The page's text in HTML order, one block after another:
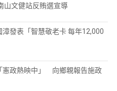
山文健站反賄選宣導
漳發表「智慧敬老卡 每年12,000
憲政熱映中」 向鄉親報告施政